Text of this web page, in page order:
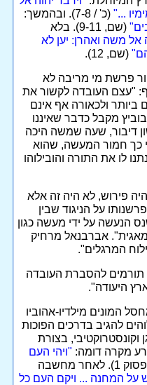
..." (כ' / 7-8). ובהמשך:
(שם, 9-11). בלא
אל משה ואהרן: יען לא
(שם, 12).
פרשת מי מריבה לא
פי אלוהים או עשה דבר שלא כדין," גורס פרופ' ליבוביץ [5] ומוסיף: "עצם העובדה לקשור את
ולכאורה אף אינם
מקבל כדבר שאיננו
דיבור, שעה שמשה היכה
כך חמור המעשה, שהוא
לו את התורה והובילוהו
פירוש, לא היה זה אלא
על הניגוד שבין
הנעשה על ידי מעשה כגון
אברבנאל מרחיק
המרגלים".
תורמים להסברת העובדה
היעודה".
המונים מילדיו-אהוביו
להגיב בדרכים הפוכות
וקונסטרוקטיבי, בצורת
מקרה דומה: "ויהי העם
(פסוק 1). לאחר מחשבה
על המחנה ... ויקם העם כל